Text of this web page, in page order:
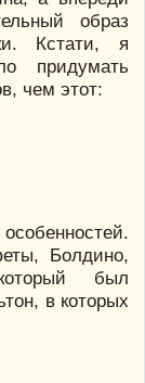
образ
Кстати, я
придумать
чем этот:
Болдино,
был
в которых